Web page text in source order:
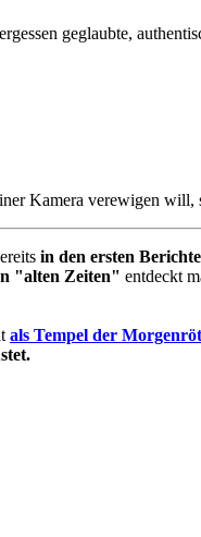
geglaubte,
Kamera verewigen
in den ersten
"alten Zeiten" entdeckt
als Tempel der